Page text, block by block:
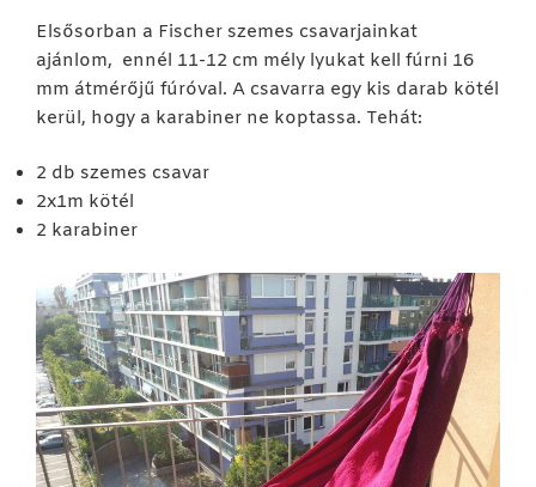
Elsősorban a Fischer szemes csavarjainkat
ajánlom, ennél 11-12 cm mély lyukat kell fúrni 16
mm átmérőjű fúróval. A csavarra egy kis darab kötél
kerül, hogy a karabiner ne koptassa. Tehát:
2 db szemes csavar
2x1m kötél
2 karabiner